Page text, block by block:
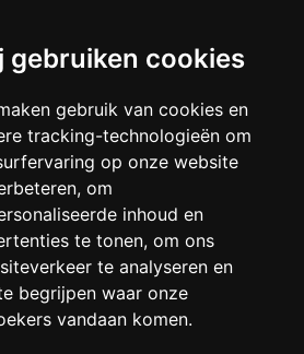
gebruiken cookies
gebruik van cookies en
tracking-technologieën om
op onze website
om
inhoud en
te tonen, om ons
te analyseren en
begrijpen waar onze
vandaan komen.
81
facturen@metadecor.nl